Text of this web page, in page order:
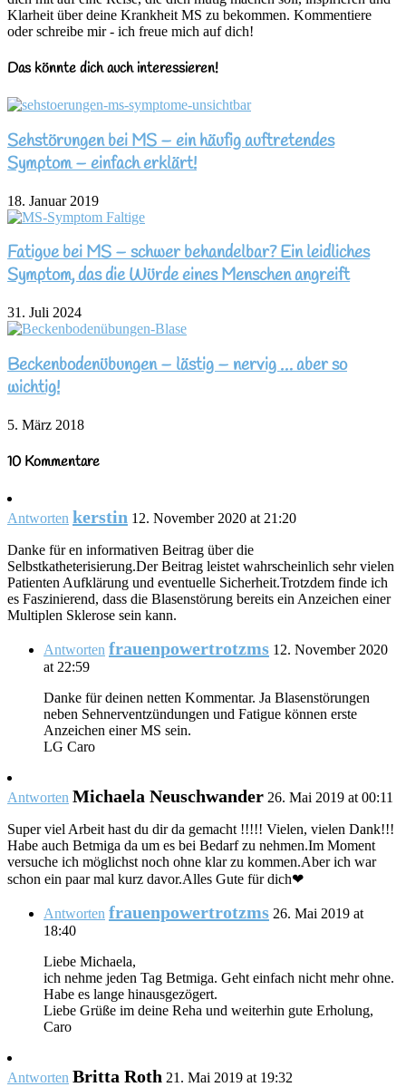
Klarheit über deine Krankheit MS zu bekommen. Kommentiere
oder schreibe mir - ich freue mich auf dich!
Das könnte dich auch interessieren!
Sehstörungen bei MS – ein häufig auftretendes
Symptom – einfach erklärt!
18. Januar 2019
Fatigue bei MS – schwer behandelbar? Ein leidliches
Symptom, das die Würde eines Menschen angreift
31. Juli 2024
Beckenbodenübungen – lästig – nervig … aber so
wichtig!
5. März 2018
10 Kommentare
Antworten kerstin 12. November 2020 at 21:20
Danke für en informativen Beitrag über die
Selbstkatheterisierung.Der Beitrag leistet wahrscheinlich sehr vielen
Patienten Aufklärung und eventuelle Sicherheit.Trotzdem finde ich
es Faszinierend, dass die Blasenstörung bereits ein Anzeichen einer
Multiplen Sklerose sein kann.
Antworten frauenpowertrotzms 12. November 2020
at 22:59
Danke für deinen netten Kommentar. Ja Blasenstörungen
neben Sehnerventzündungen und Fatigue können erste
Anzeichen einer MS sein.
LG Caro
Antworten Michaela Neuschwander 26. Mai 2019 at 00:11
Super viel Arbeit hast du dir da gemacht !!!!! Vielen, vielen Dank!!!
Habe auch Betmiga da um es bei Bedarf zu nehmen.Im Moment
versuche ich möglichst noch ohne klar zu kommen.Aber ich war
schon ein paar mal kurz davor.Alles Gute für dich❤
Antworten frauenpowertrotzms 26. Mai 2019 at
18:40
Liebe Michaela,
ich nehme jeden Tag Betmiga. Geht einfach nicht mehr ohne.
Habe es lange hinausgezögert.
Liebe Grüße im deine Reha und weiterhin gute Erholung,
Caro
Antworten Britta Roth 21. Mai 2019 at 19:32